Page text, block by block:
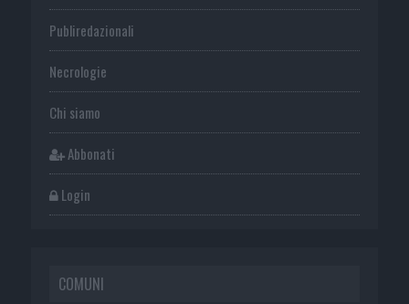
Publiredazionali
Necrologie
Chi siamo
Abbonati
Login
COMUNI